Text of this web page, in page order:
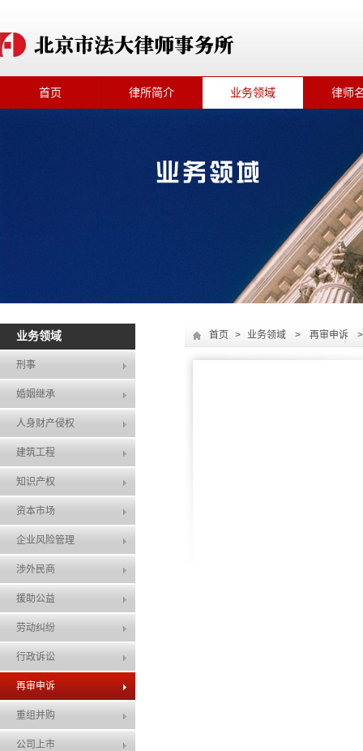
首页 律所简介 业务领域 律师
业务领域
刑事
婚姻继承
人身财产侵权
建筑工程
知识产权
资本市场
企业风险管理
涉外民商
援助公益
劳动纠纷
行政诉讼
再审申诉
重组并购
公司上市
首页 > 业务领域 > 再审申诉 >